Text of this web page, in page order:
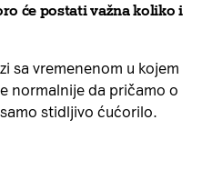
će postati važna koliko i
sa vremenenom u kojem
normalnije da pričamo o
stidljivo ćućorilo.